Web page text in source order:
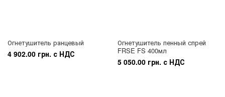
Огнетушитель ранцевый
4 902.00 грн. с НДС
Огнетушитель пенный спрей
FRSE FS 400мл
5 050.00 грн. с НДС